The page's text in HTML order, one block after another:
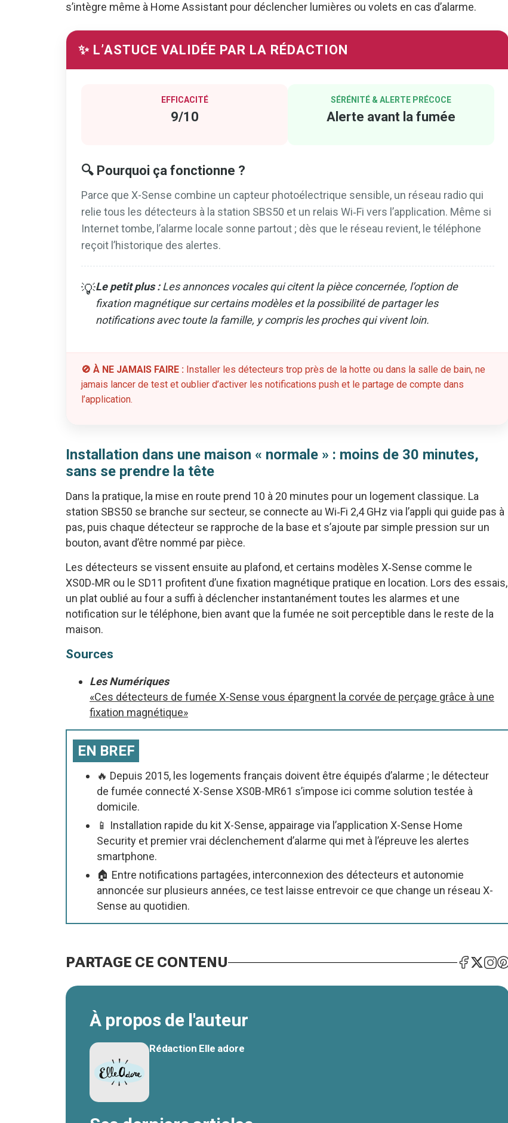
s’intègre même à Home Assistant pour déclencher lumières ou volets en cas d’alarme.
✨ L’ASTUCE VALIDÉE PAR LA RÉDACTION
EFFICACITÉ
9/10
SÉRÉNITÉ & ALERTE PRÉCOCE
Alerte avant la fumée
🔍 Pourquoi ça fonctionne ?
Parce que X-Sense combine un capteur photoélectrique sensible, un réseau radio qui
relie tous les détecteurs à la station SBS50 et un relais Wi‑Fi vers l’application. Même si
Internet tombe, l’alarme locale sonne partout ; dès que le réseau revient, le téléphone
reçoit l’historique des alertes.
💡Le petit plus :Les annonces vocales qui citent la pièce concernée, l’option de
fixation magnétique sur certains modèles et la possibilité de partager les
notifications avec toute la famille, y compris les proches qui vivent loin.
🚫 À NE JAMAIS FAIRE : Installer les détecteurs trop près de la hotte ou dans la salle de bain, ne
jamais lancer de test et oublier d’activer les notifications push et le partage de compte dans
l’application.
Installation dans une maison « normale » : moins de 30 minutes,
sans se prendre la tête
Dans la pratique, la mise en route prend 10 à 20 minutes pour un logement classique. La
station SBS50 se branche sur secteur, se connecte au Wi‑Fi 2,4 GHz via l’appli qui guide pas à
pas, puis chaque détecteur se rapproche de la base et s’ajoute par simple pression sur un
bouton, avant d’être nommé par pièce.
Les détecteurs se vissent ensuite au plafond, et certains modèles X‑Sense comme le
XS0D‑MR ou le SD11 profitent d’une fixation magnétique pratique en location. Lors des essais,
un plat oublié au four a suffi à déclencher instantanément toutes les alarmes et une
notification sur le téléphone, bien avant que la fumée ne soit perceptible dans le reste de la
maison.
Sources
Les Numériques
«Ces détecteurs de fumée X-Sense vous épargnent la corvée de perçage grâce à une
fixation magnétique»
EN BREF
🔥 Depuis 2015, les logements français doivent être équipés d’alarme ; le détecteur
de fumée connecté X-Sense XS0B-MR61 s’impose ici comme solution testée à
domicile.
📱 Installation rapide du kit X-Sense, appairage via l’application X-Sense Home
Security et premier vrai déclenchement d’alarme qui met à l’épreuve les alertes
smartphone.
🏠 Entre notifications partagées, interconnexion des détecteurs et autonomie
annoncée sur plusieurs années, ce test laisse entrevoir ce que change un réseau X-
Sense au quotidien.
PARTAGE CE CONTENU
À propos de l'auteur
Rédaction Elle adore